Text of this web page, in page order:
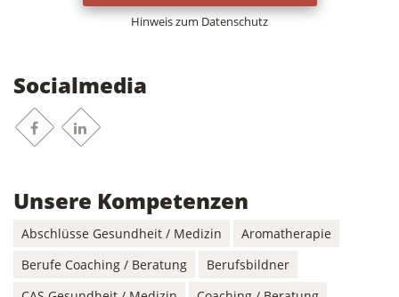
Hinweis zum Datenschutz
Socialmedia
FacebookLinkedin
Unsere Kompetenzen
Abschlüsse Gesundheit / Medizin
Aromatherapie
Berufe Coaching / Beratung
Berufsbildner